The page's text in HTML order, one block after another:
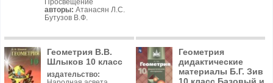
Просвещение
авторы: Атанасян Л.С.
Бутузов В.Ф.
Геометрия В.В.
Шлыков 10 класс
издательство:
Геометрия
дидактические
материалы Б.Г. Зив